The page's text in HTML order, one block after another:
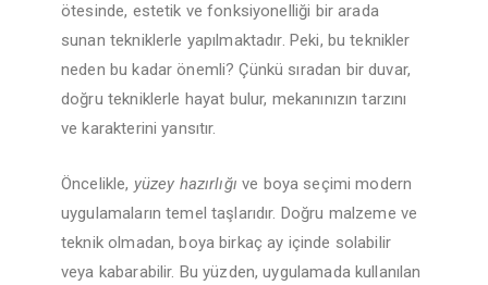
ötesinde, estetik ve fonksiyonelliği bir arada
sunan tekniklerle yapılmaktadır. Peki, bu teknikler
neden bu kadar önemli? Çünkü sıradan bir duvar,
doğru tekniklerle hayat bulur, mekanınızın tarzını
ve karakterini yansıtır.
Öncelikle, yüzey hazırlığı ve boya seçimi modern
uygulamaların temel taşlarıdır. Doğru malzeme ve
teknik olmadan, boya birkaç ay içinde solabilir
veya kabarabilir. Bu yüzden, uygulamada kullanılan